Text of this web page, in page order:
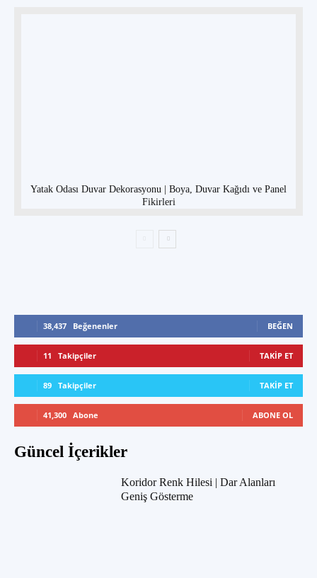
Yatak Odası Duvar Dekorasyonu | Boya, Duvar Kağıdı ve Panel
Fikirleri
38,437 Beğenenler BEĞEN
11 Takipçiler TAKIP ET
89 Takipçiler TAKIP ET
41,300 Abone ABONE OL
Güncel İçerikler
Koridor Renk Hilesi | Dar Alanları
Geniş Gösterme